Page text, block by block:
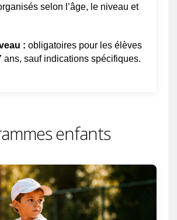
selon l’âge, le niveau et
: obligatoires pour les élèves
ans, sauf indications spécifiques.
enfants